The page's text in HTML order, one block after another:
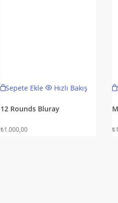
Sepete Ekle Hızlı Bakış
12 Rounds Bluray
₺1.000,00 ₺